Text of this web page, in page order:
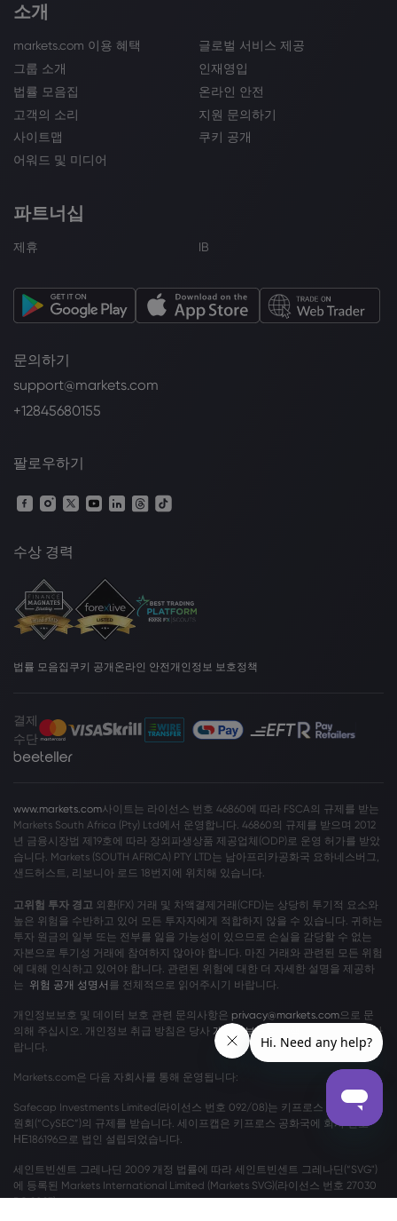
소개
markets.com 이용 혜택
글로벌 서비스 제공
그룹 소개
인재영입
법률 모음집
온라인 안전
고객의 소리
지원 문의하기
사이트맵
쿠키 공개
어워드 및 미디어
파트너십
제휴 IB
문의하기
support@markets.com
+12845680155
팔로우하기
수상 경력
법률 모음집 쿠키 공개온라인 안전 개인정보 보호정책
결제
수단
www.markets.com사이트는 라이선스 번호 46860에 따라 FSCA의 규제를 받는
Markets South Africa (Pty) Ltd에서 운영합니다. 46860의 규제를 받으며 2012
년 금융시장법 제19호에 따라 장외파생상품 제공업체(ODP)로 운영 허가를 받았
습니다. Markets (SOUTH AFRICA) PTY LTD는 남아프리카공화국 요하네스버그,
샌드허스트, 리보니아 로드 18번지에 위치해 있습니다.
고위험 투자 경고 외환(FX) 거래 및 차액결제거래(CFD)는 상당히 투기적 요소와
높은 위험을 수반하고 있어 모든 투자자에게 적합하지 않을 수 있습니다. 귀하는
투자 원금의 일부 또는 전부를 잃을 가능성이 있으므로 손실을 감당할 수 없는
자본으로 투기성 거래에 참여하지 않아야 합니다. 마진 거래와 관련된 모든 위험
에 대해 인식하고 있어야 합니다. 관련된 위험에 대한 더 자세한 설명을 제공하
는 위험 공개 성명서 를 전체적으로 읽어주시기 바랍니다.
개인정보보호 및 데이터 보호 관련 문의사항은 privacy@markets.com으로 문
의해 주십시오. 개인정보 취급 방침은 당사 개인정보보호 정책
을 읽어보시기 바
랍니다.
Markets.com은 다음 자회사를 통해 운영됩니다:
Safecap Investments Limited(라이선스 번호 092/08)는 키프로스 증권 거래위
원회(“CySEC”)의 규제를 받습니다. 세이프캡은 키프로스 공화국에 회사 번호
ΗΕ186196으로 법인 설립되었습니다.
세인트빈센트 그레나딘 2009 개정 법률에 따라 세인트빈센트 그레나딘(“SVG")
에 등록된 Markets International Limited (Markets SVG)(라이선스 번호 27030
BC 2023)